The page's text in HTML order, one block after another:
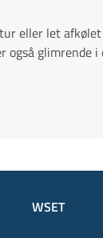
eller let
også glimrende i
WSET